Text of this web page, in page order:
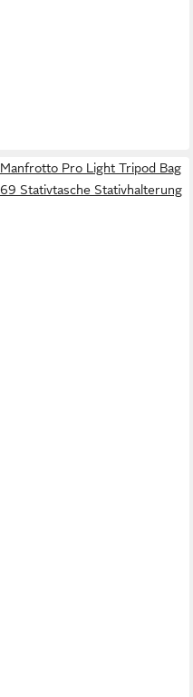
Manfrotto Pro Light Tripod Bag
69 Stativtasche Stativhalterung